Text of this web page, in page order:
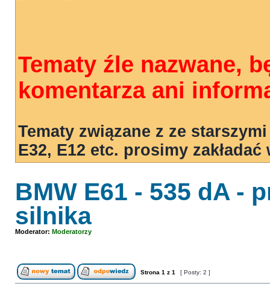
Tematy źle nazwane,
komentarza ani
Tematy związane z ze
E32, E12 etc. prosimy
BMW E61 - 535 dA -
silnika
Moderator: Moderatorzy
Strona 1 z 1 [ Posty: 2 ]